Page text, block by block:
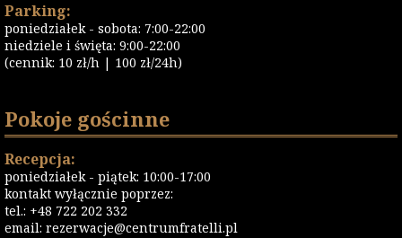
Parking:
poniedziałek - sobota: 7:00-22:00
niedziele i święta: 9:00-22:00
(cennik: 10 zł/h | 100 zł/24h)
Pokoje gościnne
Recepcja:
poniedziałek - piątek: 10:00-17:00
kontakt wyłącznie poprzez:
tel.: +48 722 202 332
email: rezerwacje@centrumfratelli.pl